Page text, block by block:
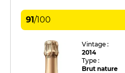
91/100
Vintage :
2014
Type :
Brut nature